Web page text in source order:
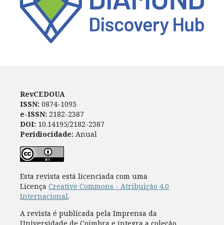
RevCEDOUA
ISSN: 0874-1093
e-ISSN: 2182-2387
DOI: 10.14195/2182-2387
Peridiocidade: Anual
Esta revista está licenciada com uma
Licença Creative Commons - Atribuição 4.0
Internacional.
A revista é publicada pela Imprensa da